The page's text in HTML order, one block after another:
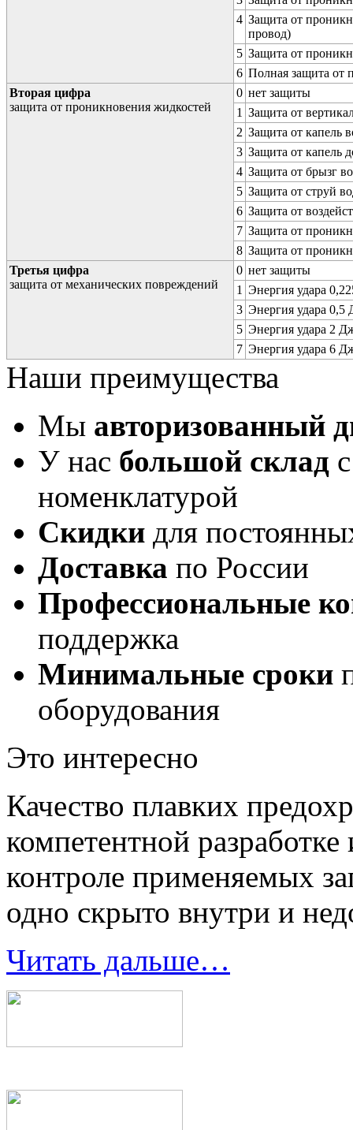
4 Защита от
провод)
5 Защита от
6 Полная защита от
Вторая цифра
защита от проникновения жидкостей
0 нет защиты
1 Защита от
2 Защита от капель
3 Защита от капель
4 Защита от брызг
5 Защита от струй
6 Защита от
7 Защита от
8 Защита от
Третья цифра
защита от механических повреждений
0 нет защиты
1 Энергия удара
3 Энергия удара 0,5
5 Энергия удара 2
7 Энергия удара 6
Наши преимущества
Мы авторизованный
У нас большой склад
номенклатурой
Скидки для
Доставка по России
Профессиональные
поддержка
Минимальные сроки
оборудования
Это интересно
Качество плавких
компетентной
контроле применяемых
одно скрыто внутри и
Читать дальше…